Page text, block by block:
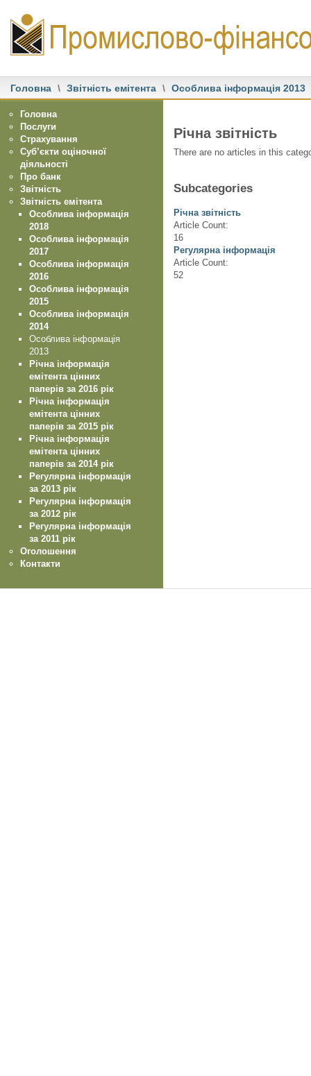
Головна \ Звітність емітента \ Особлива інформація 2013
Річна звітність
There are no articles in this
Subcategories
Річна звітність
Article Count:
16
Регулярна інформація
Article Count:
52
Головна
Послуги
Страхування
Суб’єкти оціночної
діяльності
Про банк
Звітність
Звітність емітента
Особлива інформація
2018
Особлива інформація
2017
Особлива інформація
2016
Особлива інформація
2015
Особлива інформація
2014
Особлива інформація
2013
Річна інформація
емітента цінних
паперів за 2016 рік
Річна інформація
емітента цінних
паперів за 2015 рік
Річна інформація
емітента цінних
паперів за 2014 рік
Регулярна інформація
за 2013 рік
Регулярна інформація
за 2012 рік
Регулярна інформація
за 2011 рік
Оголошення
Контакти